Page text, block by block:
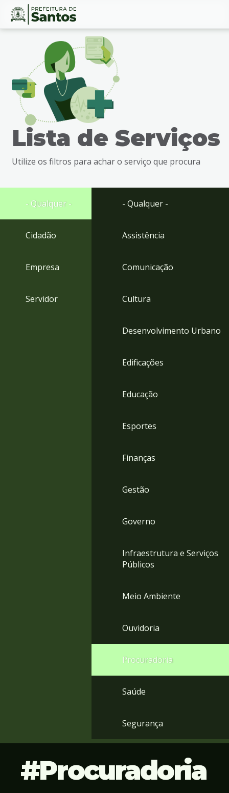
Ir
busca
Ir
rodapé
Conteúdo
Lista de Serviços
Utilize os filtros para achar o serviço que procura
- Qualquer -
Cidadão
Empresa
Servidor
- Qualquer -
Assistência
Comunicação
Cultura
Desenvolvimento Urbano
Edificações
Educação
Esportes
Finanças
Gestão
Governo
Infraestrutura e Serviços
Públicos
Meio Ambiente
Ouvidoria
Procuradoria
Saúde
Segurança
Procuradoria